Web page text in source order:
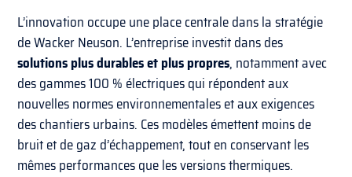
L’innovation occupe une place centrale dans la stratégie
de Wacker Neuson. L’entreprise investit dans des
solutions plus durables et plus propres, notamment avec
des gammes 100 % électriques qui répondent aux
nouvelles normes environnementales et aux exigences
des chantiers urbains. Ces modèles émettent moins de
bruit et de gaz d’échappement, tout en conservant les
mêmes performances que les versions thermiques.